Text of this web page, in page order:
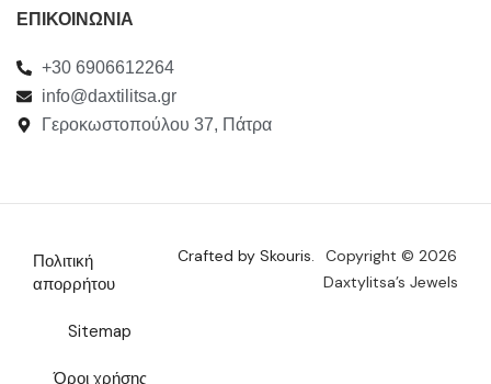
ΕΠΙΚΟΙΝΩΝΙΑ
+30 6906612264
info@daxtilitsa.gr
Γεροκωστοπούλου 37, Πάτρα
Πολιτική
απορρήτου
Sitemap
Όροι χρήσης
Crafted by Skouris.
Copyright © 2026
Daxtylitsa’s Jewels